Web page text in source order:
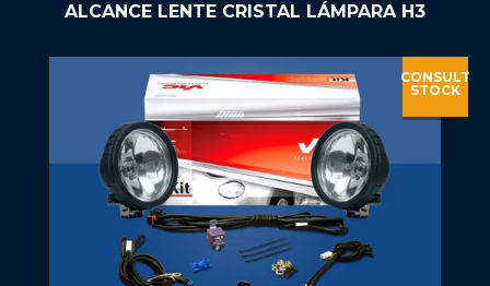
ALCANCE LENTE CRISTAL LÁMPARA H3
CONSULT
STOCK